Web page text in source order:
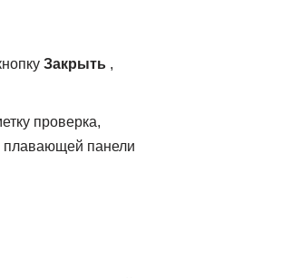
Закрыть,
проверка,
плавающей панели